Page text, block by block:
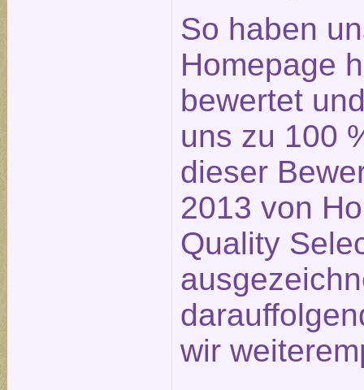
So haben
Homepage
bewertet
uns zu 100
dieser
2013 von
Quality
wir